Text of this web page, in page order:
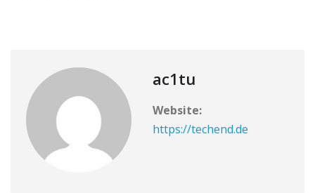
ac1tu
Website:
https://techend.de